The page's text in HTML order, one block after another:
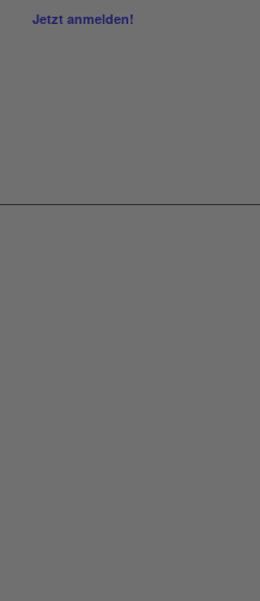
Jetzt anmelden!